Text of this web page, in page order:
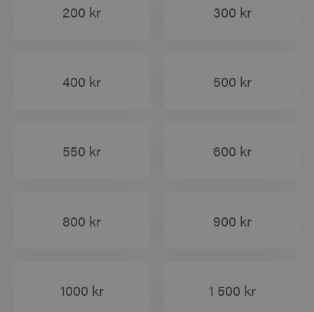
200 kr 300 kr
400 kr 500 kr
550 kr 600 kr
800 kr 900 kr
1000 kr 1 500 kr